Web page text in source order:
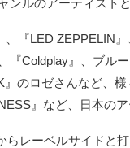
、『LED ZEPPELIN
『Coldplay』、ブル
』のロゼさんなど、
』など、日本の
らレーベルサイドと